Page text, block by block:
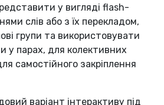
у вигляді flash-
слів або з їх перекладом,
групи та використовувати
у парах, для колективних
самостійного закріплення
варіант інтерактиву під